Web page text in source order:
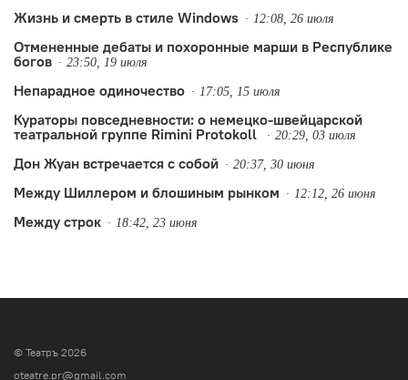
Жизнь и смерть в стиле Windows 12:08, 26 июля
Отмененные дебаты и похоронные марши в Республике
богов
23:50, 19 июля
Непарадное одиночество 17:05, 15 июля
Кураторы повседневности: о немецко-швейцарской
театральной группе Rimini Protokoll
20:29, 03 июля
Дон Жуан встречается с собой 20:37, 30 июня
Между Шиллером и блошиным рынком 12:12, 26 июня
Между строк 18:42, 23 июня
© Театръ 2026
oteatre.pr@gmail.com